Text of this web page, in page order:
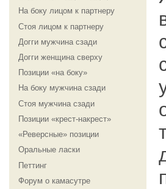
На боку лицом к партнеру
Стоя лицом к партнеру
Догги мужчина сзади
Догги женщина сверху
Позиции «на боку»
На боку мужчина сзади
Стоя мужчина сзади
Позиции «крест-накрест»
«Реверсные» позиции
Оральные ласки
Петтинг
Форум о камасутре